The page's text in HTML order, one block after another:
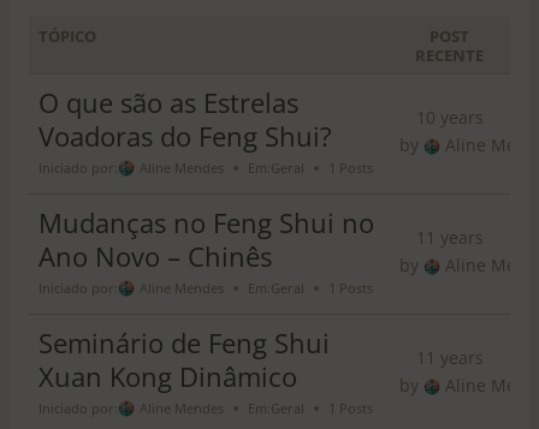
r
p
o
r
TÓPICO
POST
RECENTE
O que são as Estrelas
Voadoras do Feng Shui?
Iniciado por: Aline Mendes Em:Geral 1 Posts
10 years
by
Aline
Mudanças no Feng Shui no
Ano Novo – Chinês
Iniciado por: Aline Mendes Em:Geral 1 Posts
11 years
by
Aline
Seminário de Feng Shui
Xuan Kong Dinâmico
Iniciado por: Aline Mendes Em:Geral 1 Posts
11 years
by
Aline